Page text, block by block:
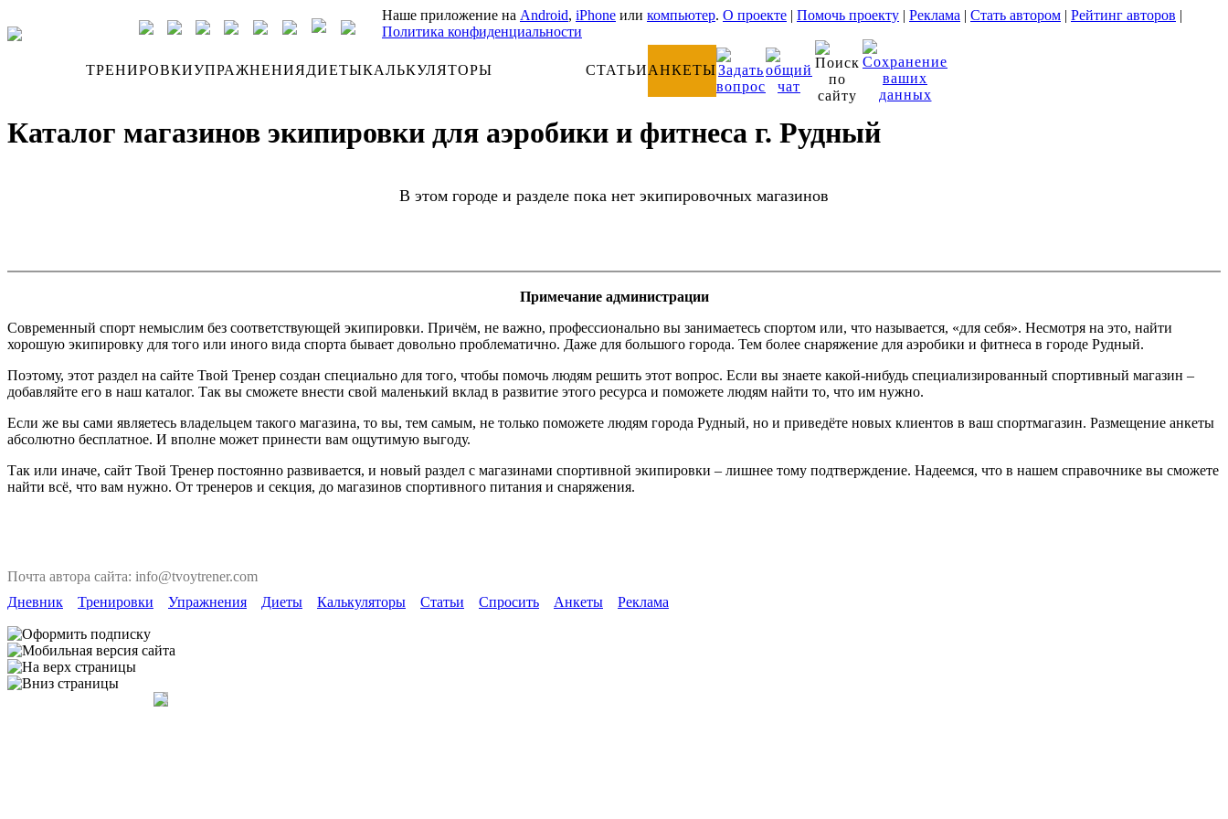
Наше приложение на Android, iPhone или компьютер. О проекте | Помочь проекту | Реклама | Стать автором | Рейтинг авторов |
Политика конфиденциальности
ТРЕНИРОВКИУПРАЖНЕНИЯДИЕТЫКАЛЬКУЛЯТОРЫ СТАТЬИАНКЕТЫ
Каталог магазинов экипировки для аэробики и фитнеса г. Рудный
В этом городе и разделе пока нет экипировочных магазинов
Примечание администрации
Современный спорт немыслим без соответствующей экипировки. Причём, не важно, профессионально вы занимаетесь спортом или, что называется, «для себя». Несмотря на это, найти
хорошую экипировку для того или иного вида спорта бывает довольно проблематично. Даже для большого города. Тем более снаряжение для аэробики и фитнеса в городе Рудный.
Поэтому, этот раздел на сайте Твой Тренер создан специально для того, чтобы помочь людям решить этот вопрос. Если вы знаете какой-нибудь специализированный спортивный магазин –
добавляйте его в наш каталог. Так вы сможете внести свой маленький вклад в развитие этого ресурса и поможете людям найти то, что им нужно.
Если же вы сами являетесь владельцем такого магазина, то вы, тем самым, не только поможете людям города Рудный, но и приведёте новых клиентов в ваш спортмагазин. Размещение анкеты
абсолютно бесплатное. И вполне может принести вам ощутимую выгоду.
Так или иначе, сайт Твой Тренер постоянно развивается, и новый раздел с магазинами спортивной экипировки – лишнее тому подтверждение. Надеемся, что в нашем справочнике вы сможете
найти всё, что вам нужно. От тренеров и секция, до магазинов спортивного питания и снаряжения.
Почта автора сайта: info@tvoytrener.com
Дневник
Тренировки Упражнения Диеты Калькуляторы Статьи Спросить Анкеты Реклама